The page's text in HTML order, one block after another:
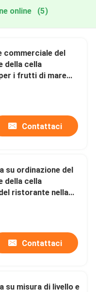
online (5)
commerciale del
della cella
i frutti di mare
pesce e della
Contattaci
su ordinazione del
della cella
ristorante nella
del
Contattaci
su misura di livello e